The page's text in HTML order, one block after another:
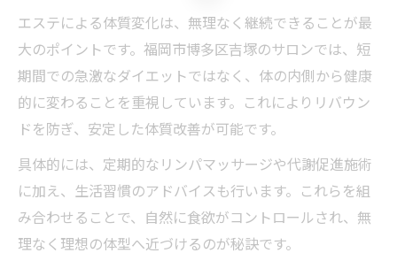
エステによる体質変化は、無理なく継続できることが最
大のポイントです。福岡市博多区吉塚のサロンでは、短
期間での急激なダイエットではなく、体の内側から健康
的に変わることを重視しています。これによりリバウン
ドを防ぎ、安定した体質改善が可能です。
具体的には、定期的なリンパマッサージや代謝促進施術
に加え、生活習慣のアドバイスも行います。これらを組
み合わせることで、自然に食欲がコントロールされ、無
理なく理想の体型へ近づけるのが秘訣です。